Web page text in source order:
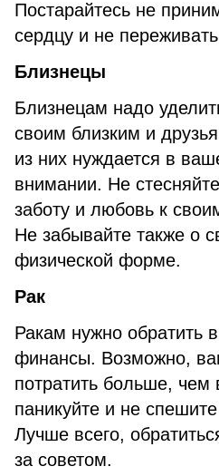
Постарайтесь не
сердцу и не
Близнецы
Близнецам надо
своим близким и
из них нуждается в
внимании. Не
заботу и любовь к
Не забывайте также о
физической форме.
Рак
Ракам нужно обратить
финансы. Возможно,
потратить больше,
паникуйте и не
Лучше всего,
за советом.